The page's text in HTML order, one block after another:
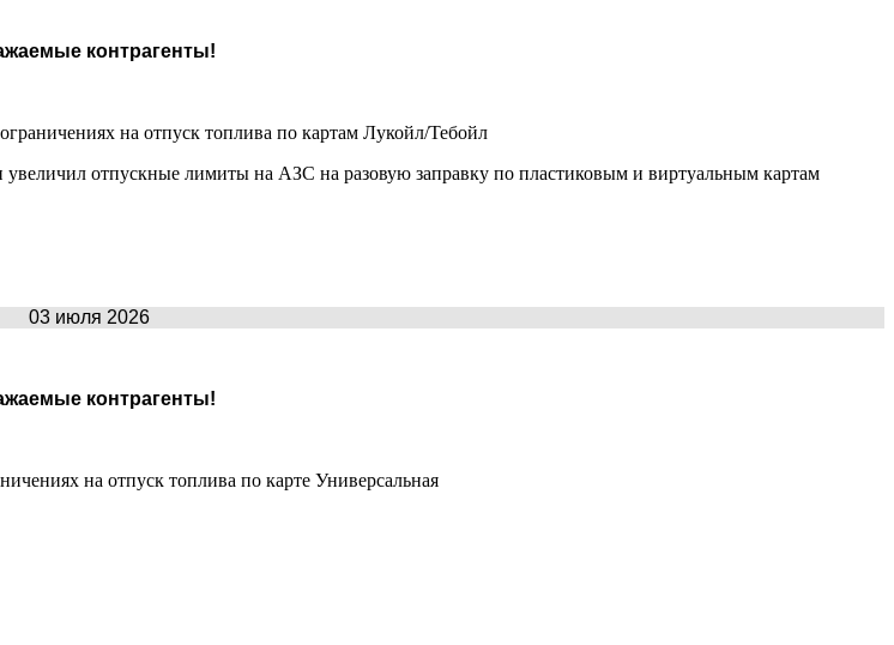
контрагенты!
на отпуск топлива по картам Лукойл/Тебойл
отпускные лимиты на АЗС на разовую заправку по пластиковым и виртуальным картам
03 июля 2026
контрагенты!
на отпуск топлива по карте Универсальная